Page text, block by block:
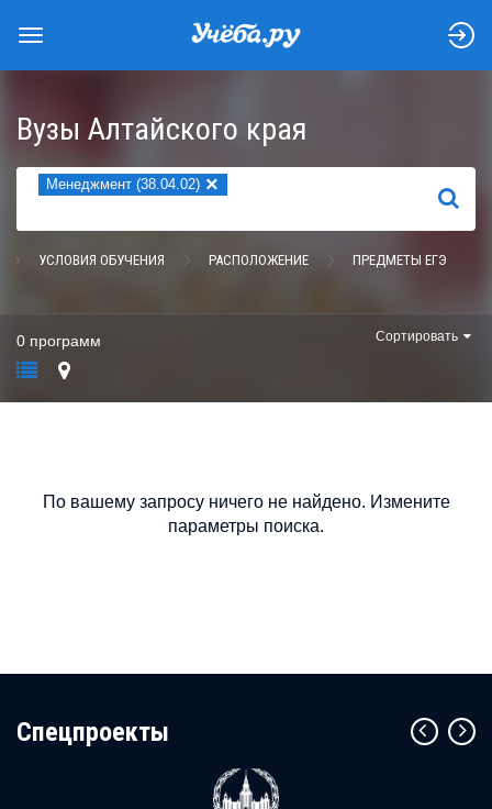
Вузы Алтайского края
Менеджмент (38.04.02) ×
НАЙТИ
УСЛОВИЯ ОБУЧЕНИЯ РАСПОЛОЖЕНИЕ ПРЕДМЕТЫ ЕГЭ
0 программ Сортировать
По вашему запросу ничего не найдено. Измените
параметры поиска.
Cпецпроекты